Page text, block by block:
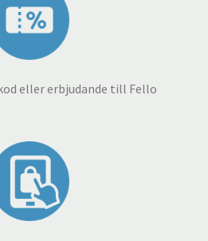
eller erbjudande till Fello